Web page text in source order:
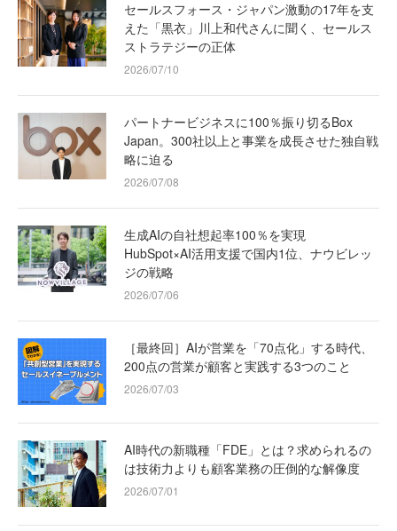
セールスフォース・ジャパン激動の17年を支
えた「黒衣」川上和代さんに聞く、セールス
ストラテジーの正体
2026/07/10
パートナービジネスに100％振り切るBox
Japan。300社以上と事業を成長させた独自戦
略に迫る
2026/07/08
生成AIの自社想起率100％を実現
HubSpot×AI活用支援で国内1位、ナウビレッ
ジの戦略
2026/07/06
［最終回］AIが営業を「70点化」する時代、
200点の営業が顧客と実践する3つのこと
2026/07/03
AI時代の新職種「FDE」とは？求められるの
は技術力よりも顧客業務の圧倒的な解像度
2026/07/01